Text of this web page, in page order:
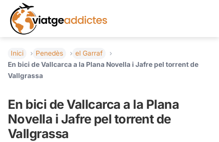
Inici Penedès
el Garraf
En bici de Vallcarca a la Plana Novella i Jafre pel torrent de
Vallgrassa
En bici de Vallcarca a la Plana
Novella i Jafre pel torrent de
Vallgrassa